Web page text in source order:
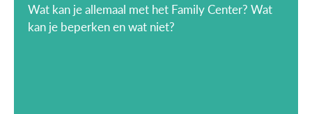
Wat kan je allemaal met het Family Center? Wat
kan je beperken en wat niet?